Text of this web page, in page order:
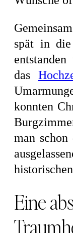
spät in
das
konnten
man
Eine